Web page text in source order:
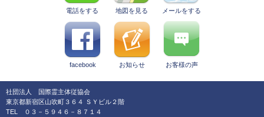
電話をする 地図を見る メールをする
facebook お知らせ お客様の声
社団法人 国際霊主体従協会
東京都新宿区山吹町３６４ ＳＹビル２階
TEL ０３－５９４６－８７１４